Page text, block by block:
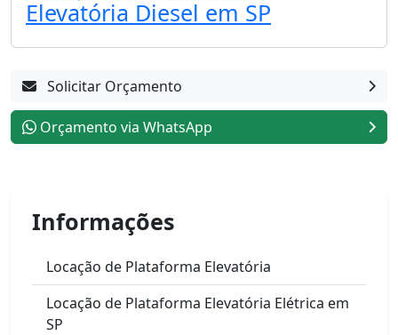
Elevatória Diesel em SP
Solicitar Orçamento
Orçamento via WhatsApp
Informações
Locação de Plataforma Elevatória
Locação de Plataforma Elevatória Elétrica em
SP